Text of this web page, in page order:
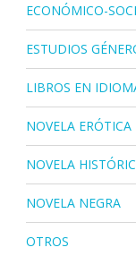
ECONÓMICO-
ESTUDIOS
LIBROS EN
NOVELA ERÓTICA
NOVELA
NOVELA NEGRA
OTROS